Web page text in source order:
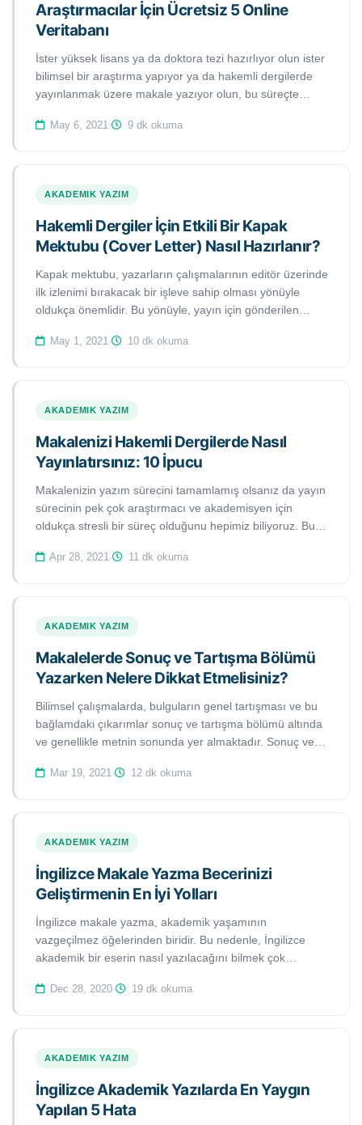
Araştırmacılar İçin Ücretsiz 5 Online
Veritabanı
İster yüksek lisans ya da doktora tezi hazırlıyor olun ister
bilimsel bir araştırma yapıyor ya da hakemli dergilerde
yayınlanmak üzere makale yazıyor olun, bu süreçte
kaynaklarınızdan birisi olacaktır. Bu çalışmamızda nitelikli
CORE, Education Resources Information Center.
May 6, 2021· 9 dk okuma
AKADEMIK YAZIM
Hakemli Dergiler İçin Etkili Bir Kapak
Mektubu (Cover Letter) Nasıl Hazırlanır?
Kapak mektubu, yazarların çalışmalarının editör üzerinde
ilk izlenimi bırakacak bir işleve sahip olması yönüyle
oldukça önemlidir. Bu yönüyle, yayın için gönderilen
şekilde yazılmayı hak etmektedir. Bu çalışmamızda,
May 1, 2021· 10 dk okuma
AKADEMIK YAZIM
Makalenizi Hakemli Dergilerde Nasıl
Yayınlatırsınız: 10 İpucu
Makalenizin yazım sürecini tamamlamış olsanız da yayın
sürecinin pek çok araştırmacı ve akademisyen için
oldukça stresli bir süreç olduğunu hepimiz biliyoruz. Bu
dergilerde yayınlatabilmek için faydalı olacağını
sürede kabul alacağınızdan emin olabilirsiniz.
Apr 28, 2021· 11 dk okuma
AKADEMIK YAZIM
Makalelerde Sonuç ve Tartışma Bölümü
Yazarken Nelere Dikkat Etmelisiniz?
Bilimsel çalışmalarda, bulguların genel tartışması ve bu
bağlamdaki çıkarımlar sonuç ve tartışma bölümü altında
ve genellikle metnin sonunda yer almaktadır. Sonuç ve
bölümler olduğunu söylemek abartı olmaz. Ancak
etkili bir sonuç ve tartışma bölümü yazarken hangi
soruların cevabını aramanız ve nelere dikkat etmeniz
gerektiğini tartışmaktadır.
Mar 19, 2021· 12 dk okuma
AKADEMIK YAZIM
İngilizce Makale Yazma Becerinizi
Geliştirmenin En İyi Yolları
İngilizce makale yazma, akademik yaşamının
vazgeçilmez öğelerinden biridir. Bu nedenle, İngilizce
akademik bir eserin nasıl yazılacağını bilmek çok
iddia ederken, kimileri de tersine çok zor olduğunu iddia
Dec 28, 2020· 19 dk okuma
AKADEMIK YAZIM
İngilizce Akademik Yazılarda En Yaygın
Yapılan 5 Hata